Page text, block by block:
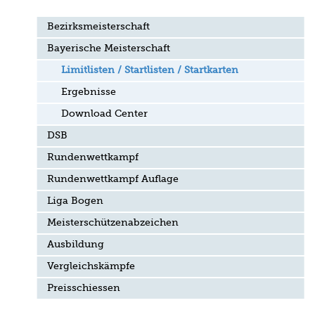
Bezirksmeisterschaft
Bayerische Meisterschaft
Limitlisten / Startlisten / Startkarten
Ergebnisse
Download Center
DSB
Rundenwettkampf
Rundenwettkampf Auflage
Liga Bogen
Meisterschützenabzeichen
Ausbildung
Vergleichskämpfe
Preisschiessen